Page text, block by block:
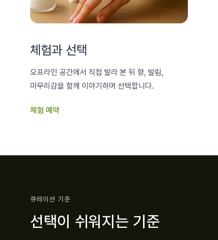
체험과 선택
오프라인 공간에서 직접 발라 본 뒤 향, 발림,
마무리감을 함께 이야기하며 선택합니다.
체험 예약
큐레이션 기준
선택이 쉬워지는 기준